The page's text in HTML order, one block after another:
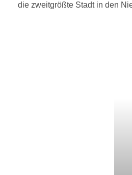
die zweitgrößte Stadt in den